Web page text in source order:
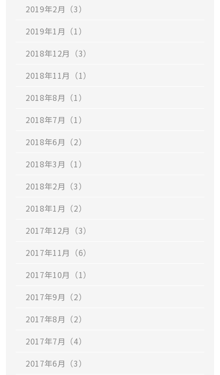
2019年2月（3）
2019年1月（1）
2018年12月（3）
2018年11月（1）
2018年8月（1）
2018年7月（1）
2018年6月（2）
2018年3月（1）
2018年2月（3）
2018年1月（2）
2017年12月（3）
2017年11月（6）
2017年10月（1）
2017年9月（2）
2017年8月（2）
2017年7月（4）
2017年6月（3）